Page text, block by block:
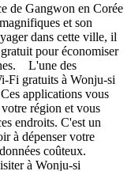
de Gangwon en Corée
et son
dans cette ville, il
pour économiser
L'une des
Fi gratuits à Wonju-si
applications vous
région et vous
endroits. C'est un
à dépenser votre
coûteux.
à Wonju-si